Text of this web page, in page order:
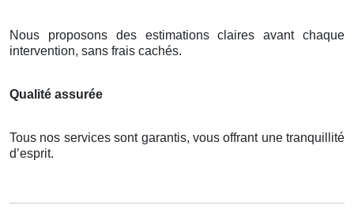
Nous proposons des estimations claires avant chaque
intervention, sans frais cachés.
Qualité assurée
Tous nos services sont garantis, vous offrant une tranquillité
d’esprit.